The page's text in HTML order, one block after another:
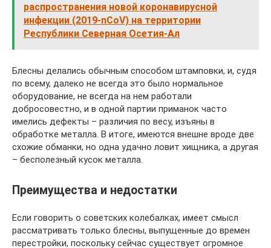
распространения новой коронавирусной
инфекции (2019-nCoV) на территории
Республики Северная Осетия-Ал
Блесны делались обычным способом штамповки, и, судя
по всему, далеко не всегда это было нормальное
оборудование, не всегда на нем работали
добросовестно, и в одной партии приманок часто
имелись дефекты – различия по весу, изъяны в
обработке металла. В итоге, имеются внешне вроде две
схожие обманки, но одна удачно ловит хищника, а другая
– бесполезный кусок металла.
Преимущества и недостатки
Если говорить о советских колебалках, имеет смысл
рассматривать только блесны, выпущенные до времен
перестройки, поскольку сейчас существует огромное